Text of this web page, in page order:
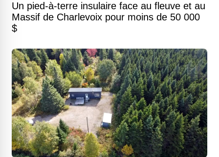
Un pied-à-terre insulaire face au fleuve et au
Massif de Charlevoix pour moins de 50 000
$